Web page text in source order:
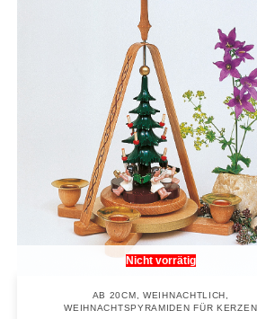
Nicht vorrätig
AB 20CM , WEIHNACHTLICH ,
WEIHNACHTSPYRAMIDEN FÜR KERZEN